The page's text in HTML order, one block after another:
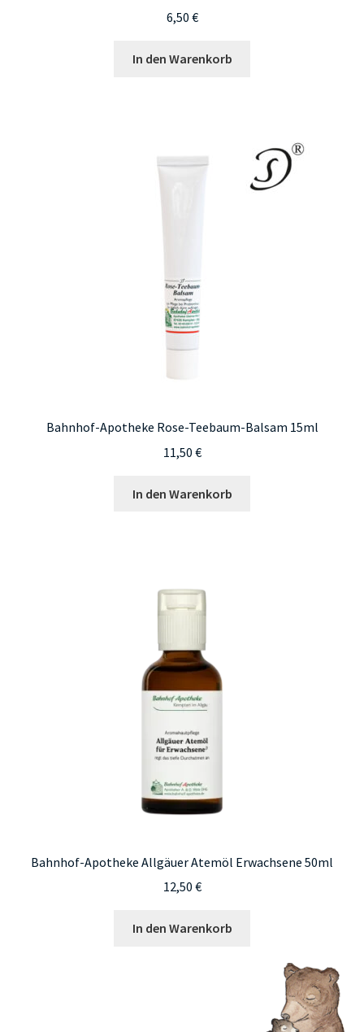
6,50 €
In den Warenkorb
Bahnhof-Apotheke Rose-Teebaum-Balsam 15ml
11,50 €
In den Warenkorb
Bahnhof-Apotheke Allgäuer Atemöl Erwachsene 50ml
12,50 €
In den Warenkorb